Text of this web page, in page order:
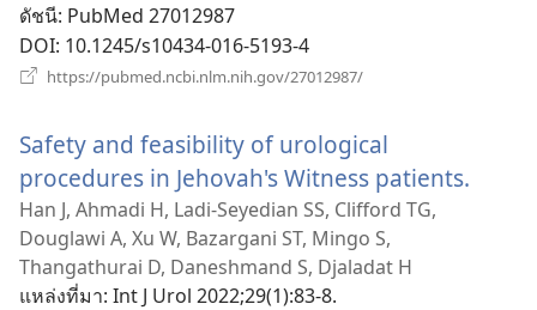
ดัชนี‎: PubMed 27012987
DOI‎: 10.1245/s10434-016-5193-4
https://pubmed.ncbi.nlm.nih.gov/27012987/
Safety and feasibility of urological
procedures in Jehovah's Witness patients.
Han J, Ahmadi H, Ladi-Seyedian SS, Clifford TG,
Douglawi A, Xu W, Bazargani ST, Mingo S,
Thangathurai D, Daneshmand S, Djaladat H
แหล่งที่มา‎: Int J Urol 2022;29(1):83-8.